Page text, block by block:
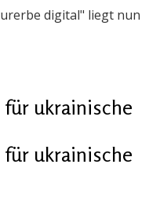
digital" liegt nun
ukrainische
ukrainische